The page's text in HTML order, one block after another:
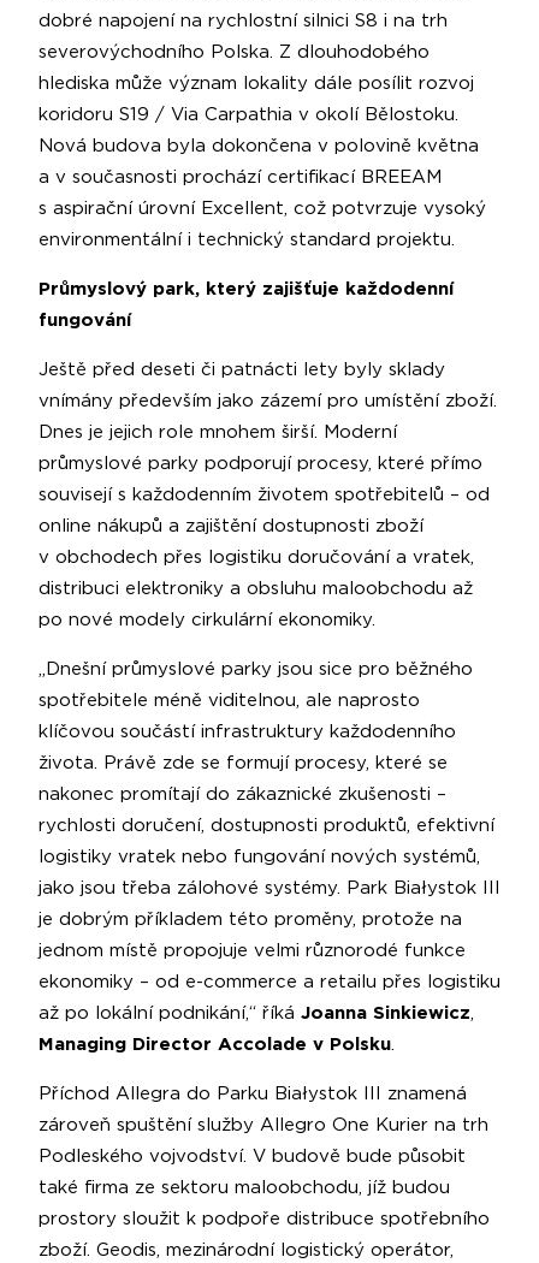
dobré napojení na rychlostní silnici S8 i na trh
severovýchodního Polska. Z dlouhodobého
hlediska může význam lokality dále posílit rozvoj
koridoru S19 / Via Carpathia v okolí Bělostoku.
Nová budova byla dokončena v polovině května
a v současnosti prochází certifikací BREEAM
s aspirační úrovní Excellent, což potvrzuje vysoký
environmentální i technický standard projektu.
Průmyslový park, který zajišťuje každodenní
fungování
Ještě před deseti či patnácti lety byly sklady
vnímány především jako zázemí pro umístění zboží.
Dnes je jejich role mnohem širší. Moderní
průmyslové parky podporují procesy, které přímo
souvisejí s každodenním životem spotřebitelů – od
online nákupů a zajištění dostupnosti zboží
v obchodech přes logistiku doručování a vratek,
distribuci elektroniky a obsluhu maloobchodu až
po nové modely cirkulární ekonomiky.
„Dnešní průmyslové parky jsou sice pro běžného
spotřebitele méně viditelnou, ale naprosto
klíčovou součástí infrastruktury každodenního
života. Právě zde se formují procesy, které se
nakonec promítají do zákaznické zkušenosti –
rychlosti doručení, dostupnosti produktů, efektivní
logistiky vratek nebo fungování nových systémů,
jako jsou třeba zálohové systémy. Park Białystok III
je dobrým příkladem této proměny, protože na
jednom místě propojuje velmi různorodé funkce
ekonomiky – od e-commerce a retailu přes logistiku
až po lokální podnikání,“ říká Joanna Sinkiewicz
Managing Director Accolade v Polsku
Příchod Allegra do Parku Białystok III znamená
zároveň spuštění služby Allegro One Kurier na trh
Podleského vojvodství. V budově bude působit
také firma ze sektoru maloobchodu, jíž budou
prostory sloužit k podpoře distribuce spotřebního
zboží. Geodis, mezinárodní logistický operátor,